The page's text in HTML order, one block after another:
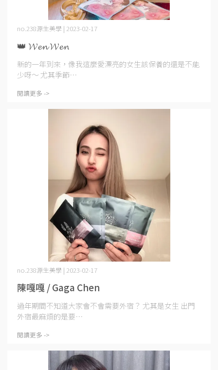
👑 𝓦𝓮𝓷 𝓦𝓮𝓷
no.238源生美學 | 2023-02-17
新的一年到來，像我這麼愛漂亮的女生該保養的還是不能
少呀～ 尤其季節⋯
閱讀更多 ->
陳嘎嘎 / Gaga Chen
no.238源生美學 | 2023-02-17
過年期間不知道大家會不會需要外宿？ 尤其是女生 出門
外宿最麻煩的是要⋯
閱讀更多 ->